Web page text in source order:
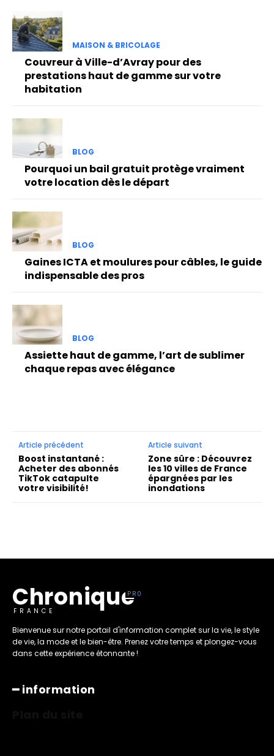
MAISON & BRICOLAGE
Couvreur à Ville-d’Avray pour des
prestations haut de gamme sur votre
habitation
BLOG
Pourquoi un bail gratuit protège vraiment
votre location dès le départ
BLOG
Gaines ICTA et moulures pour câbles, le guide
indispensable des pros
BLOG
Assiette haut de gamme, l’art de sublimer
chaque repas avec élégance
Article précédent
Boost instantané :
Acheter des abonnés
TikTok catapulte
votre visibilité!
Article suivant
Zone sûre : Découvrez
les 10 villes de France
épargnées par les
inondations
Chronique
FRANCE
Bienvenue sur notre portail d'information complet sur la vie, le style
de vie, la mode et le bien-être. Prenez votre temps et plongez-vous
dans cette expérience étonnante !
━ information